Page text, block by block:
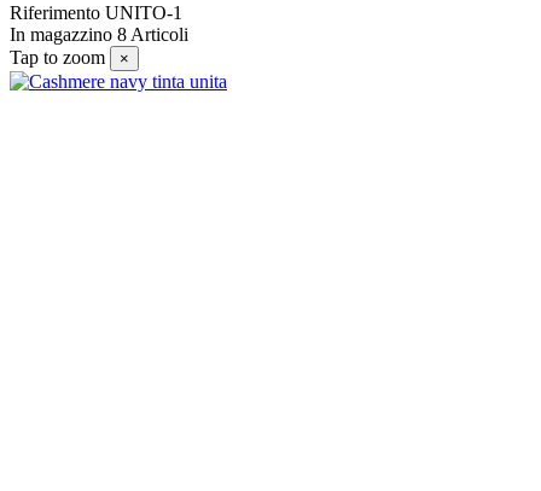
Riferimento UNITO-1
In magazzino 8 Articoli
Tap to zoom
×